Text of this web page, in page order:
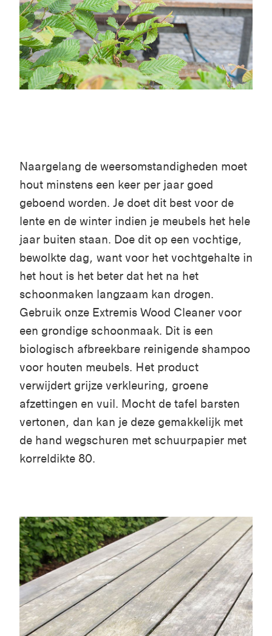
Naargelang de weersomstandigheden moet
hout minstens een keer per jaar goed
geboend worden. Je doet dit best voor de
lente en de winter indien je meubels het hele
jaar buiten staan. Doe dit op een vochtige,
bewolkte dag, want voor het vochtgehalte in
het hout is het beter dat het na het
schoonmaken langzaam kan drogen.
Gebruik onze Extremis Wood Cleaner voor
een grondige schoonmaak. Dit is een
biologisch afbreekbare reinigende shampoo
voor houten meubels. Het product
verwijdert grijze verkleuring, groene
afzettingen en vuil. Mocht de tafel barsten
vertonen, dan kan je deze gemakkelijk met
de hand wegschuren met schuurpapier met
korreldikte 80.